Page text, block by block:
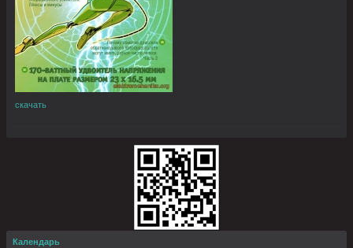
скачать
Календарь